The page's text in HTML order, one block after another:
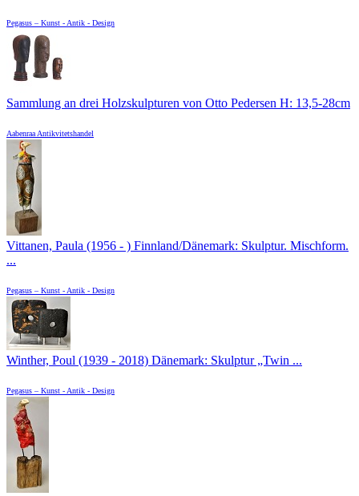
Pegasus – Kunst - Antik - Design
Sammlung an drei Holzskulpturen von Otto Pedersen H: 13,5-28cm
Aabenraa Antikvitetshandel
Vittanen, Paula (1956 - ) Finnland/Dänemark: Skulptur. Mischform.
...
Pegasus – Kunst - Antik - Design
Winther, Poul (1939 - 2018) Dänemark: Skulptur „Twin ...
Pegasus – Kunst - Antik - Design